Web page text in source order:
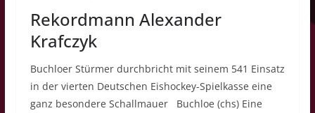
Rekordmann Alexander
Krafczyk
Buchloer Stürmer durchbricht mit seinem 541 Einsatz
in der vierten Deutschen Eishockey-Spielkasse eine
ganz besondere Schallmauer Buchloe (chs) Eine